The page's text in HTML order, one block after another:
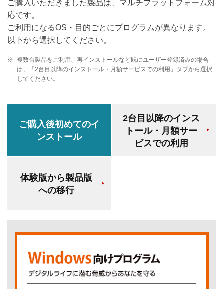
ご購入いただきました製品は、マルチプラットフォーム対
応です。
ご利用になるOS・目的ごとにプログラムが異なります。
以下から選択してください。
※ 複数台製品をご利用、再インストールなど既にユーザー登録済みの場合
は、「2台目以降のインストール・月額サービスでの利用」タブから選択
してください。
ご購入後初めてのイ
ンストール
2台目以降のインス
トール・月額サー
ビスでの利用
体験版から製品版
への移行